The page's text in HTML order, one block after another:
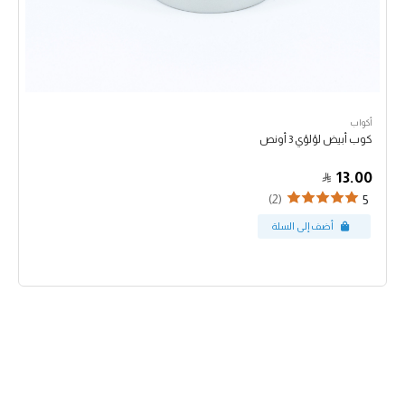
أكواب
كوب أبيض لؤلؤي 3 أونص
13.00
5
(2)